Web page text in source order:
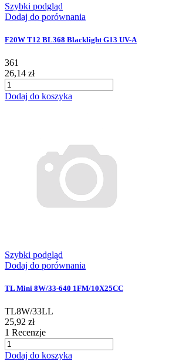
Szybki podgląd
Dodaj do porównania
F20W T12 BL368 Blacklight G13 UV-A
361
26,14 zł
Dodaj do koszyka
Szybki podgląd
Dodaj do porównania
TL Mini 8W/33-640 1FM/10X25CC
TL8W/33LL
25,92 zł
1 Recenzje
Dodaj do koszyka